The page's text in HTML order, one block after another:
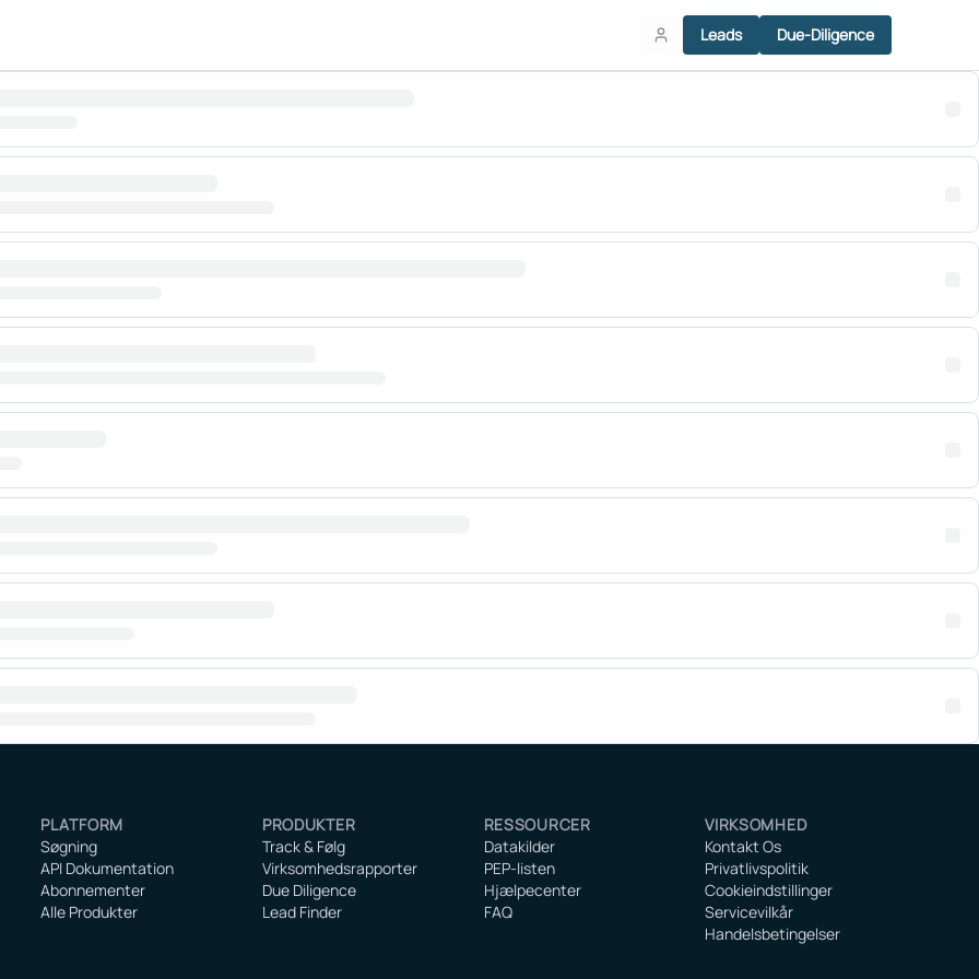
Leads Due-Diligence
PLATFORM
Søgning
API Dokumentation
Abonnementer
Alle Produkter
PRODUKTER
Track & Følg
Virksomhedsrapporter
Due Diligence
Lead Finder
RESSOURCER
Datakilder
PEP-listen
Hjælpecenter
FAQ
VIRKSOMHED
Kontakt Os
Privatlivspolitik
Cookieindstillinger
Servicevilkår
Handelsbetingelser